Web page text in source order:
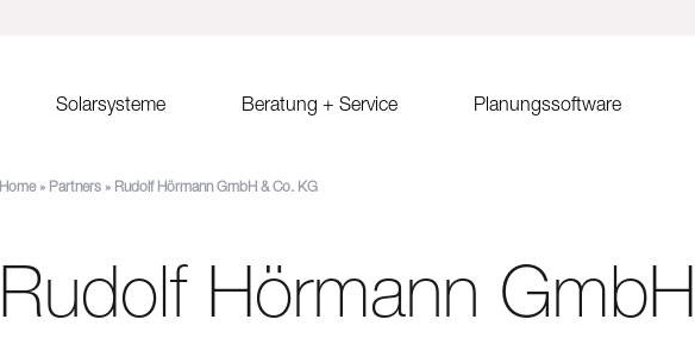
Solarsysteme
MSP Gründach
MSP Flachdach Süd
Solrif für Planer
Solrif für Installateure
Beratung + Service Planungssoftware
SPT Release Notes
Home» Partners » Rudolf Hörmann GmbH & Co. KG
Rudolf Hörmann